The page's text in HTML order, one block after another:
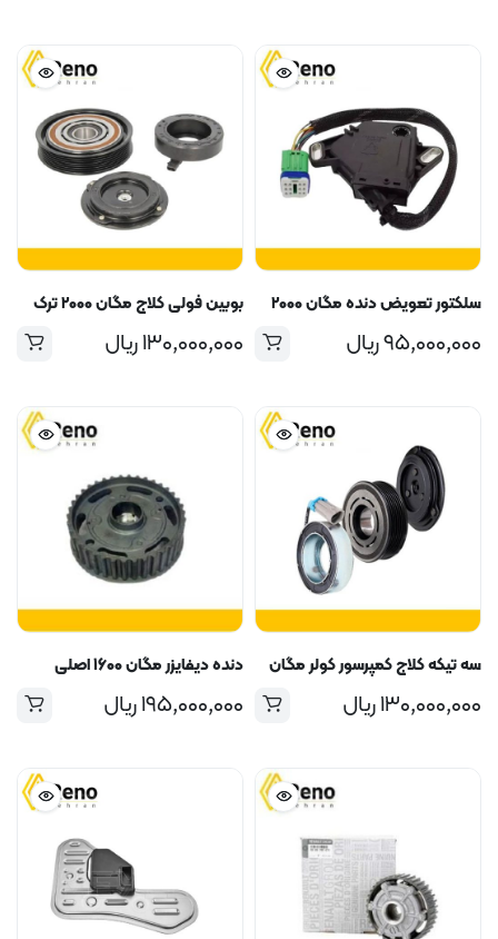
سلکتور تعویض دنده مگان ۲۰۰۰
۹۵,۰۰۰,۰۰۰ریال
بوبین فولی کلاج مگان ۲۰۰۰ ترک
۱۳۰,۰۰۰,۰۰۰ریال
سه تیکه کلاج کمپرسور کولر مگان
۱۳۰,۰۰۰,۰۰۰ریال
دنده دیفایزر مگان ۱۶۰۰ اصلی
۱۹۵,۰۰۰,۰۰۰ریال